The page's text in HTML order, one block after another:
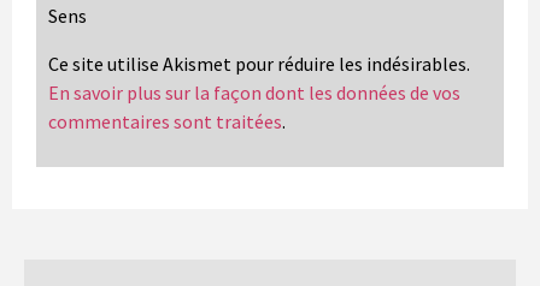
Sens
Ce site utilise Akismet pour réduire les indésirables.
En savoir plus sur la façon dont les données de vos
commentaires sont traitées.